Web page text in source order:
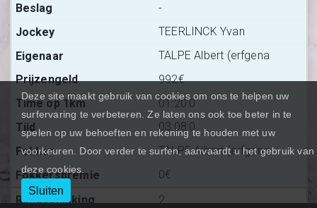
-
TEERLINCK Yvan
TALPE Albert (erfgena
992€
01:20:0
03:08:0
TALPE Albert (erfgena
0€
2
Deze site maakt gebruik van cookies om ons te helpen uw
surfervaring te verbeteren. Ze laten ons ook toe beter in te
spelen op uw behoeften en rekening te houden met uw
voorkeuren. Door verder te surfen, aanvaardt u het gebruik van
deze cookies.
Sluiten